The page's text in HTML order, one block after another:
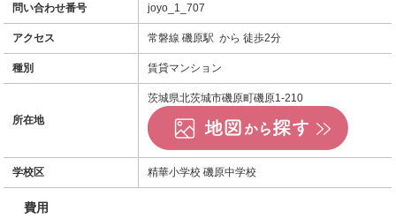
問い合わせ番号 joyo_1_707
アクセス 常磐線 磯原駅 から 徒歩2分
種別 賃貸マンション
所在地
茨城県北茨城市磯原町磯原1-210
学校区 精華小学校 磯原中学校
費用